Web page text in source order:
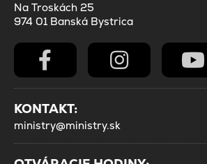
Na Troskách 25
974 01 Banská Bystrica
KONTAKT:
ministry@ministry.sk